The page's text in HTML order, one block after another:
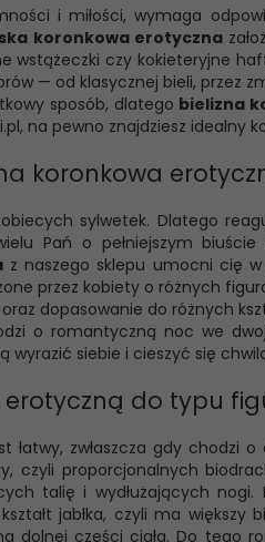
i miłości, wymaga
koronkowa erotyczna
wstążeczki czy kokieteryjne
— od klasycznej bieli, przez
sposób, dlatego bielizna
na pewno znajdziesz idealny
koronkowa
sylwetek. Dlatego
Pań o pełniejszym
z naszego sklepu umocni cię w
przez kobiety o różnych
dopasowanie do różnych
o romantyczną noc we
wyrazić siebie i cieszyć się
do typu
łatwy, zwłaszcza gdy
czyli proporcjonalnych
talię i wydłużających
jabłka, czyli ma
dolnej części ciała. Do tego